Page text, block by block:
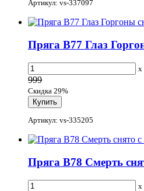
Артикул: vs-337097
Пряга B77 Глаз
x
999
Скидка 29%
Артикул: vs-335205
Пряга B78 Смерть
x